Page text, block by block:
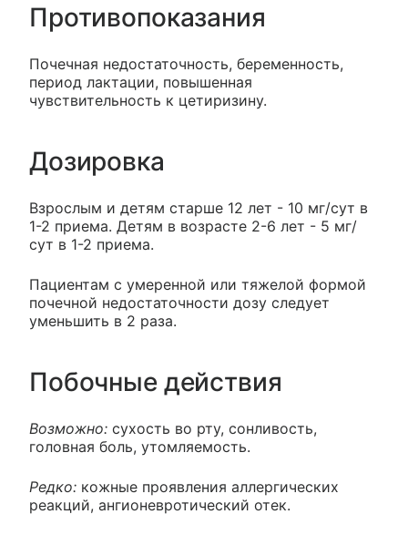
Противопоказания
Почечная недостаточность, беременность,
период лактации, повышенная
чувствительность к цетиризину.
Дозировка
Взрослым и детям старше 12 лет - 10 мг/сут в
1-2 приема. Детям в возрасте 2-6 лет - 5 мг/
сут в 1-2 приема.
Пациентам с умеренной или тяжелой формой
почечной недостаточности дозу следует
уменьшить в 2 раза.
Побочные действия
Возможно: сухость во рту, сонливость,
головная боль, утомляемость.
Редко: кожные проявления аллергических
реакций, ангионевротический отек.